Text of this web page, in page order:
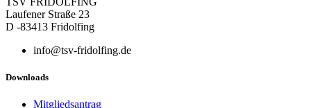
Laufener Straße 23
D -83413 Fridolfing
info@tsv-fridolfing.de
Downloads
Mitgliedsantrag